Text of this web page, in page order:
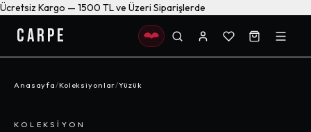
Ücretsiz Kargo — 1500 TL ve Üzeri Siparişlerde
CARPE
Anasayfa/Koleksiyonlar/Yüzük
KOLEKSIYON